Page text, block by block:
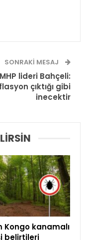
SONRAKI MESAJ
MHP lideri Bahçeli:
çıktığı gibi
inecektir
Kongo kanamalı
belirtileri